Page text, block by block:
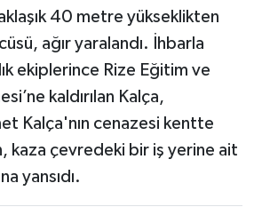
40 metre yükseklikten
ağır yaralandı. İhbarla
ekiplerince Rize Eğitim ve
kaldırılan Kalça,
Kalça'nın cenazesi kentte
kaza çevredeki bir iş yerine ait
yansıdı.